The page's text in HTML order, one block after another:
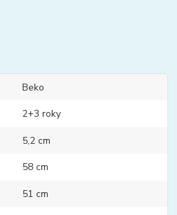
Beko
2+3 roky
5,2 cm
58 cm
51 cm